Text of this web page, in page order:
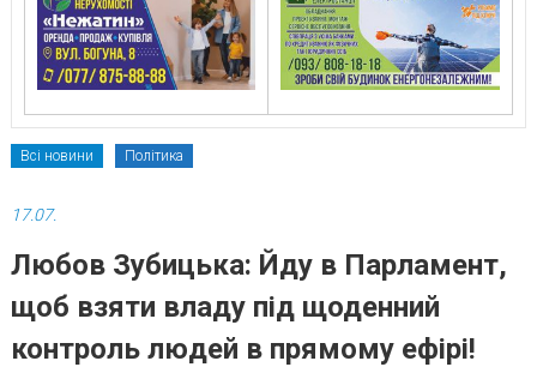
Всі новини Політика
17.07.
Любов Зубицька: Йду в Парламент,
щоб взяти владу під щоденний
контроль людей в прямому ефірі!